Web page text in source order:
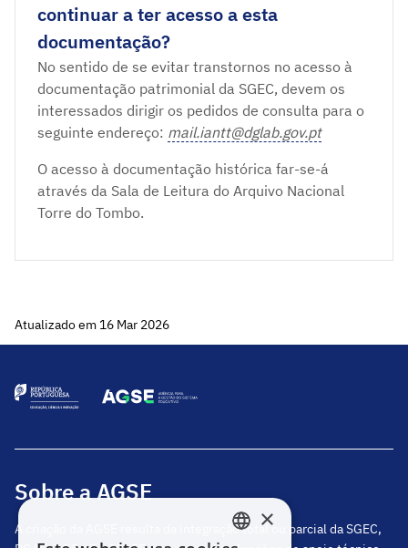
continuar a ter acesso a esta
documentação?
No sentido de se evitar transtornos no acesso à
documentação patrimonial da SGEC, devem os
interessados dirigir os pedidos de consulta para o
seguinte endereço: mail.iantt@dglab.gov.pt
O acesso à documentação histórica far-se-á
através da Sala de Leitura do Arquivo Nacional
Torre do Tombo.
Atualizado em 16 Mar 2026
Sobre a AGSE
A criação da AGSE resulta da integração total ou parcial da SGEC,
×